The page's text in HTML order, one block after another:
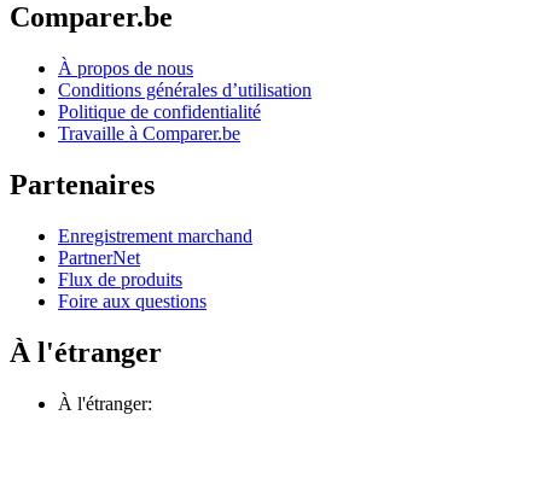
Comparer.be
À propos de nous
Conditions générales d’utilisation
Politique de confidentialité
Travaille à Comparer.be
Partenaires
Enregistrement marchand
PartnerNet
Flux de produits
Foire aux questions
À l'étranger
À l'étranger: